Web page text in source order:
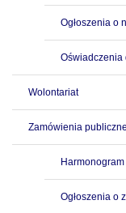
Ogłoszenia o
Oświadczenia
Wolontariat
Zamówienia publiczne
Ogłoszenia o